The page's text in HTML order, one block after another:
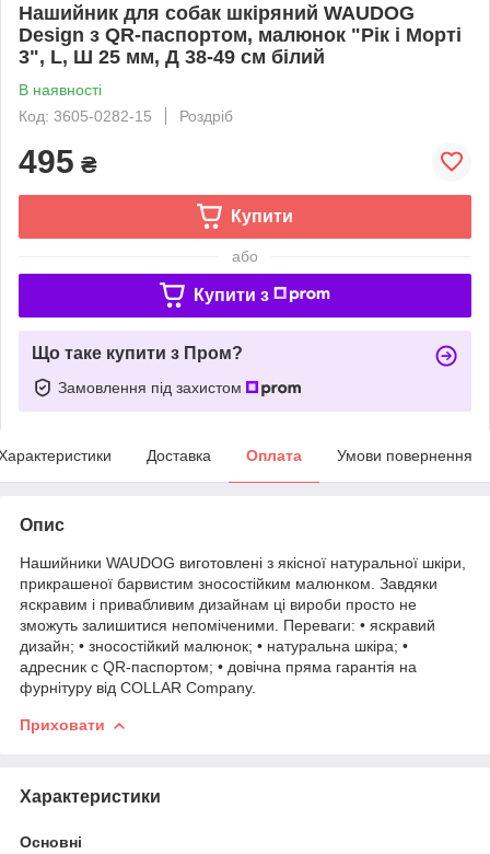
Нашийник для собак шкіряний WAUDOG
Design з QR-паспортом, малюнок "Рік і Морті
3", L, Ш 25 мм, Д 38-49 см білий
В наявності
Код: 3605-0282-15
Роздріб
495 ₴
Купити
або
Купити з
Що таке купити з Пром?
Замовлення під захистом
Доставка Оплата Умови повернення
Опис
Нашийники WAUDOG виготовлені з якісної натуральної шкіри,
прикрашеної барвистим зносостійким малюнком. Завдяки
яскравим і привабливим дизайнам ці вироби просто не
зможуть залишитися непоміченими. Переваги: • яскравий
дизайн; • зносостійкий малюнок; • натуральна шкіра; •
адресник с QR-паспортом; • довічна пряма гарантія на
фурнітуру від COLLAR Company.
Приховати
Характеристики
Основні